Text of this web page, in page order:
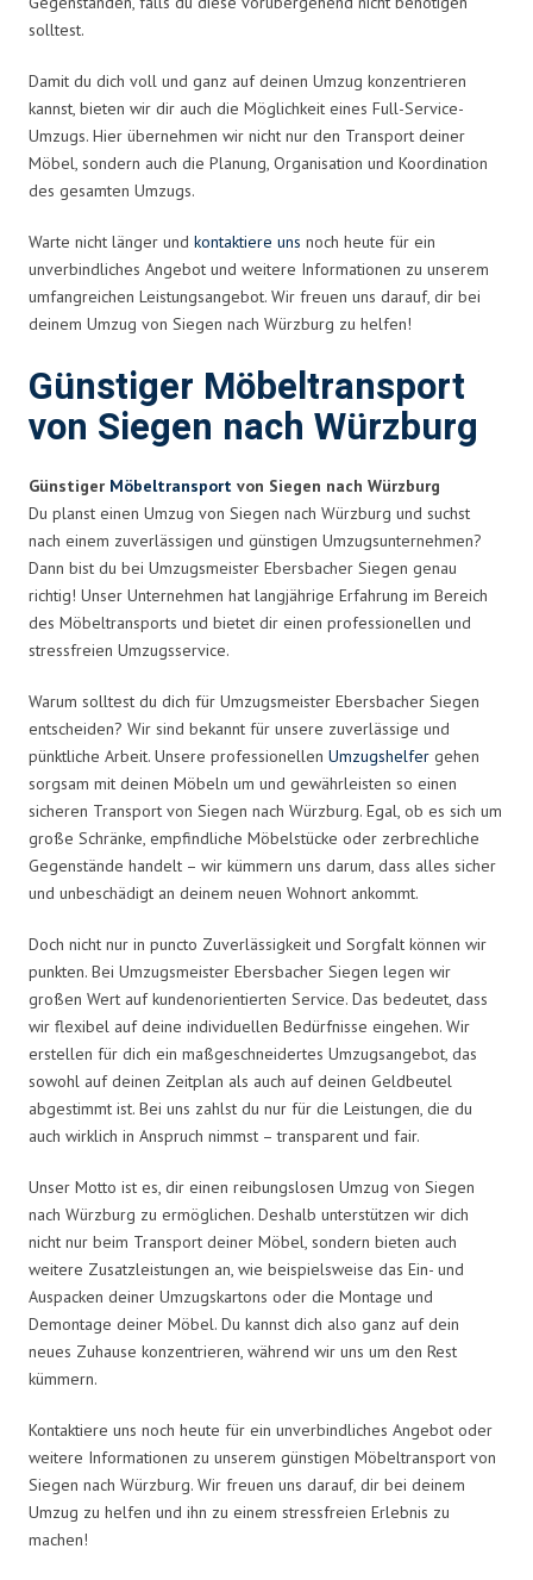
solltest.
Damit du dich voll und ganz auf deinen Umzug konzentrieren
kannst, bieten wir dir auch die Möglichkeit eines Full-Service-
Umzugs. Hier übernehmen wir nicht nur den Transport deiner
Möbel, sondern auch die Planung, Organisation und Koordination
des gesamten Umzugs.
Warte nicht länger und kontaktiere uns noch heute für ein
unverbindliches Angebot und weitere Informationen zu unserem
umfangreichen Leistungsangebot. Wir freuen uns darauf, dir bei
deinem Umzug von Siegen nach Würzburg zu helfen!
Günstiger Möbeltransport
von Siegen nach Würzburg
Günstiger Möbeltransport von Siegen nach Würzburg
Du planst einen Umzug von Siegen nach Würzburg und suchst
nach einem zuverlässigen und günstigen Umzugsunternehmen?
Dann bist du bei Umzugsmeister Ebersbacher Siegen genau
richtig! Unser Unternehmen hat langjährige Erfahrung im Bereich
des Möbeltransports und bietet dir einen professionellen und
stressfreien Umzugsservice.
Warum solltest du dich für Umzugsmeister Ebersbacher Siegen
entscheiden? Wir sind bekannt für unsere zuverlässige und
pünktliche Arbeit. Unsere professionellen Umzugshelfer gehen
sorgsam mit deinen Möbeln um und gewährleisten so einen
sicheren Transport von Siegen nach Würzburg. Egal, ob es sich um
große Schränke, empfindliche Möbelstücke oder zerbrechliche
Gegenstände handelt – wir kümmern uns darum, dass alles sicher
und unbeschädigt an deinem neuen Wohnort ankommt.
Doch nicht nur in puncto Zuverlässigkeit und Sorgfalt können wir
punkten. Bei Umzugsmeister Ebersbacher Siegen legen wir
großen Wert auf kundenorientierten Service. Das bedeutet, dass
wir flexibel auf deine individuellen Bedürfnisse eingehen. Wir
erstellen für dich ein maßgeschneidertes Umzugsangebot, das
sowohl auf deinen Zeitplan als auch auf deinen Geldbeutel
abgestimmt ist. Bei uns zahlst du nur für die Leistungen, die du
auch wirklich in Anspruch nimmst – transparent und fair.
Unser Motto ist es, dir einen reibungslosen Umzug von Siegen
nach Würzburg zu ermöglichen. Deshalb unterstützen wir dich
nicht nur beim Transport deiner Möbel, sondern bieten auch
weitere Zusatzleistungen an, wie beispielsweise das Ein- und
Auspacken deiner Umzugskartons oder die Montage und
Demontage deiner Möbel. Du kannst dich also ganz auf dein
neues Zuhause konzentrieren, während wir uns um den Rest
kümmern.
Kontaktiere uns noch heute für ein unverbindliches Angebot oder
weitere Informationen zu unserem günstigen Möbeltransport von
Siegen nach Würzburg. Wir freuen uns darauf, dir bei deinem
Umzug zu helfen und ihn zu einem stressfreien Erlebnis zu
machen!